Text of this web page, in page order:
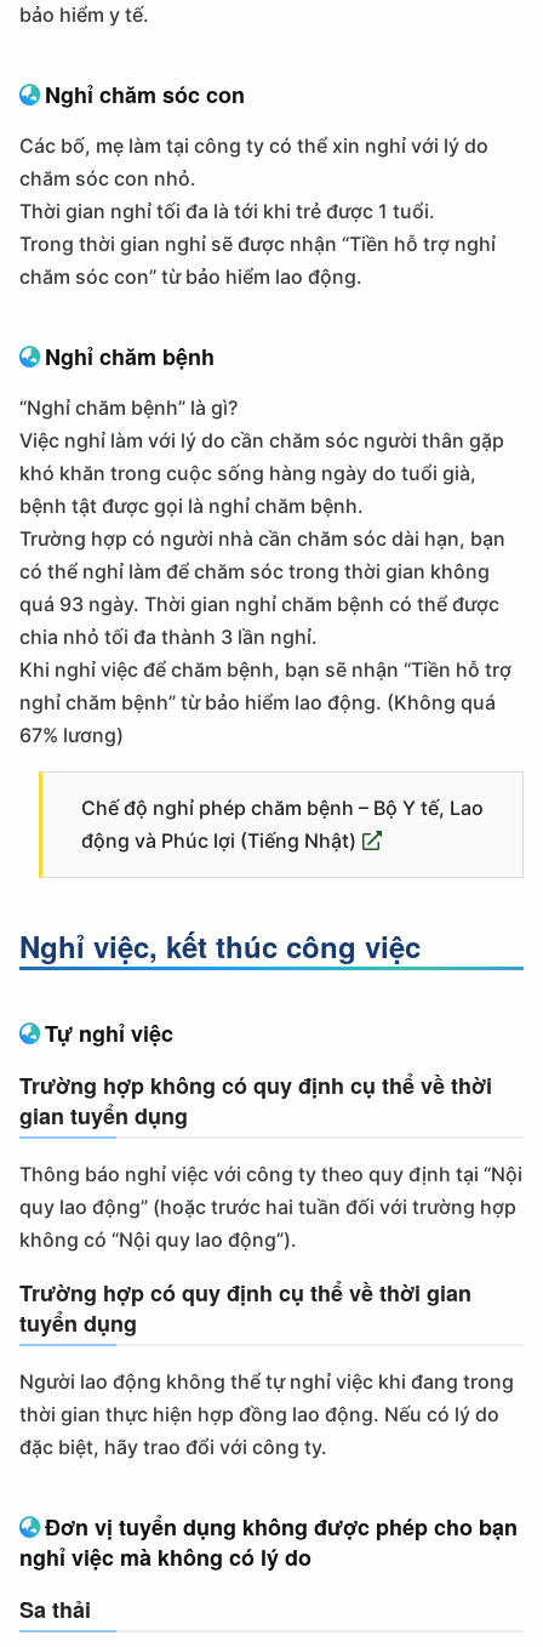
bảo hiểm y tế.
Nghỉ chăm sóc con
Các bố, mẹ làm tại công ty có thể xin nghỉ với lý do
chăm sóc con nhỏ.
Thời gian nghỉ tối đa là tới khi trẻ được 1 tuổi.
Trong thời gian nghỉ sẽ được nhận “Tiền hỗ trợ nghỉ
chăm sóc con” từ bảo hiểm lao động.
Nghỉ chăm bệnh
“Nghỉ chăm bệnh” là gì?
Việc nghỉ làm với lý do cần chăm sóc người thân gặp
khó khăn trong cuộc sống hàng ngày do tuổi già,
bệnh tật được gọi là nghỉ chăm bệnh.
Trường hợp có người nhà cần chăm sóc dài hạn, bạn
có thể nghỉ làm để chăm sóc trong thời gian không
quá 93 ngày. Thời gian nghỉ chăm bệnh có thể được
chia nhỏ tối đa thành 3 lần nghỉ.
Khi nghỉ việc để chăm bệnh, bạn sẽ nhận “Tiền hỗ trợ
nghỉ chăm bệnh” từ bảo hiểm lao động. (Không quá
67% lương)
Chế độ nghỉ phép chăm bệnh – Bộ Y tế, Lao
động và Phúc lợi (Tiếng Nhật)
Nghỉ việc, kết thúc công việc
Tự nghỉ việc
Trường hợp không có quy định cụ thể về thời
gian tuyển dụng
Thông báo nghỉ việc với công ty theo quy định tại “Nội
quy lao động” (hoặc trước hai tuần đối với trường hợp
không có “Nội quy lao động”).
Trường hợp có quy định cụ thể về thời gian
tuyển dụng
Người lao động không thể tự nghỉ việc khi đang trong
thời gian thực hiện hợp đồng lao động. Nếu có lý do
đặc biệt, hãy trao đổi với công ty.
Đơn vị tuyển dụng không được phép cho bạn
nghỉ việc mà không có lý do
Sa thải